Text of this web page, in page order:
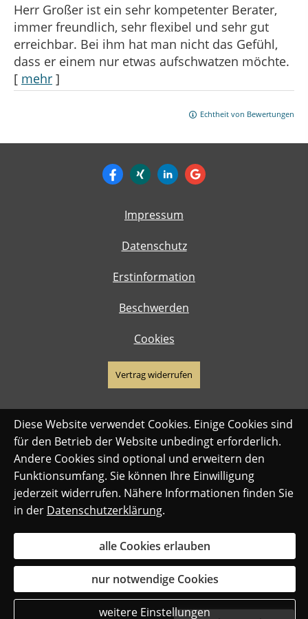
Herr Großer ist ein sehr kompetenter Berater,
immer freundlich, sehr flexibel und sehr gut
erreichbar. Bei ihm hat man nicht das Gefühl,
dass er einem nur etwas aufschwatzen möchte.
[ mehr ]
Echtheit von Bewertungen
Impressum
Datenschutz
Erstinformation
Beschwerden
Cookies
Vertrag widerrufen
Diese Website verwendet Cookies. Einige Cookies sind
für den Betrieb der Website unbedingt erforderlich.
Andere Cookies sind optional und erweitern den
Funktionsumfang. Sie können Ihre Einwilligung
jederzeit widerrufen. Nähere Informationen finden Sie
in der Datenschutzerklärung.
alle Cookies erlauben
nur notwendige Cookies
weitere Einstellungen